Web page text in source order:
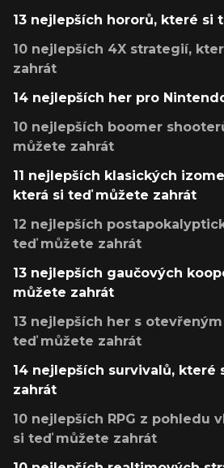
13 nejlepších hororů, které si
10 nejlepších 4X strategií,
zahrát
14 nejlepších her pro
10 nejlepších boomer
můžete zahrát
11 nejlepších klasických
která si teď můžete zahrát
12 nejlepších
teď můžete zahrát
13 nejlepších gaučových
můžete zahrát
13 nejlepších her s
teď můžete zahrát
14 nejlepších survivalů, které
zahrát
10 nejlepších RPG z pohledu
si teď můžete zahrát